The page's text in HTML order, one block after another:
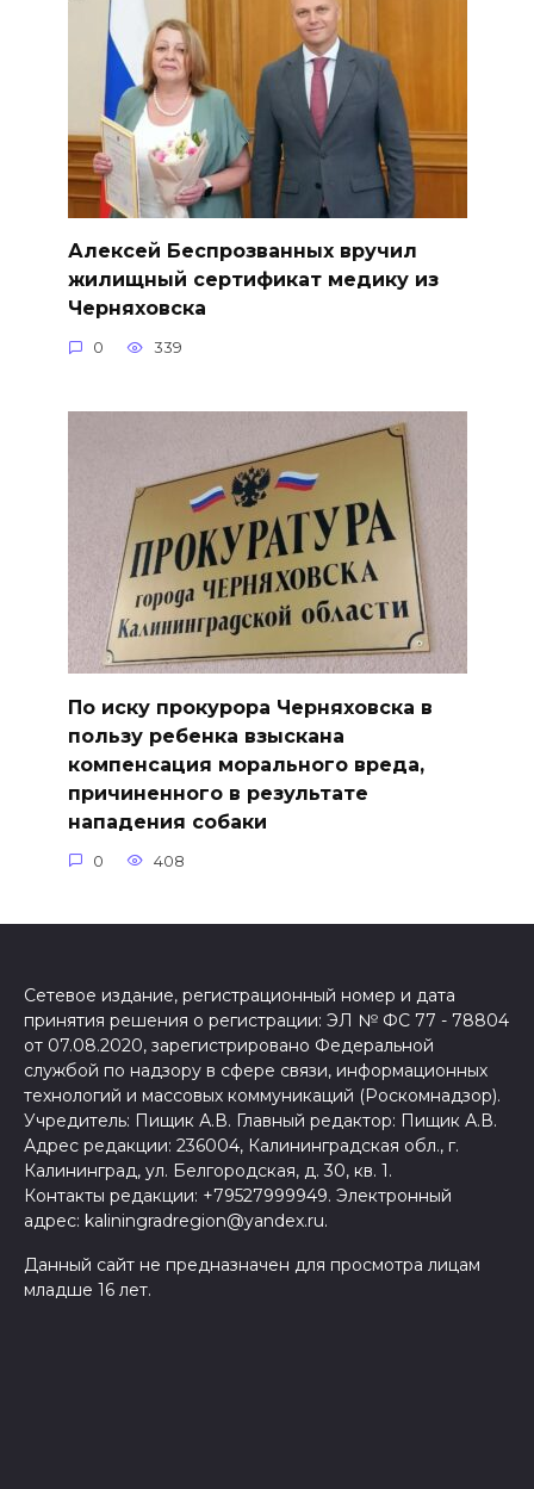
Алексей Беспрозванных вручил
жилищный сертификат медику из
Черняховска
0 339
По иску прокурора Черняховска в
пользу ребенка взыскана
компенсация морального вреда,
причиненного в результате
нападения собаки
0 408
Сетевое издание, регистрационный номер и дата
принятия решения о регистрации: ЭЛ № ФС 77 - 78804
от 07.08.2020, зарегистрировано Федеральной
службой по надзору в сфере связи, информационных
технологий и массовых коммуникаций (Роскомнадзор).
Учредитель: Пищик А.В. Главный редактор: Пищик А.В.
Адрес редакции: 236004, Калининградская обл., г.
Калининград, ул. Белгородская, д. 30, кв. 1.
Контакты редакции: +79527999949. Электронный
адрес: kaliningradregion@yandex.ru.
Данный сайт не предназначен для просмотра лицам
младше 16 лет.